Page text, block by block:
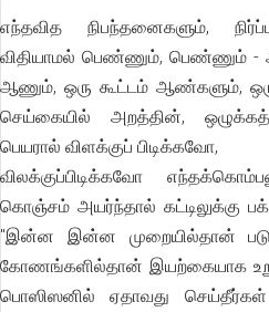
எந்தவித நிபந்தனைகளும்,
விதியாமல் பெண்ணும்,
ஆணும், ஒரு கூட்டம் ஆண்களும்,
செய்கையில் அறத்தின்,
பெயரால் விளக்குப் பிடிக்கவோ,
விலக்குப்பிடிக்கவோ
கொஞ்சம் அயர்ந்தால் கட்டிலுக்கு
"இன்ன இன்ன முறையில்தான்
கோணங்களில்தான் இயற்கையாக
பொஸிஸனில் ஏதாவது